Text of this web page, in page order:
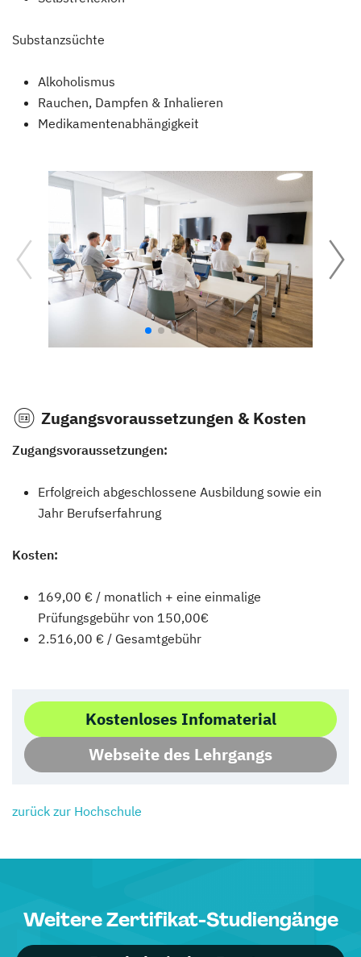
Substanzsüchte
Alkoholismus
Rauchen, Dampfen & Inhalieren
Medikamentenabhängigkeit
Zugangsvoraussetzungen & Kosten
Zugangsvoraussetzungen:
Erfolgreich abgeschlossene Ausbildung sowie ein
Jahr Berufserfahrung
Kosten:
169,00 € / monatlich + eine einmalige
Prüfungsgebühr von 150,00€
2.516,00 € / Gesamtgebühr
Kostenloses Infomaterial
Webseite des Lehrgangs
zurück zur Hochschule
Weitere Zertifikat-Studiengänge